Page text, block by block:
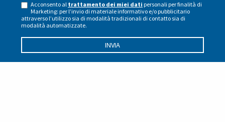
Acconsento al trattamento dei miei dati personali per finalità di
Marketing: per l’invio di materiale informativo e/o pubblicitario
attraverso l’utilizzo sia di modalità tradizionali di contatto sia di
modalità automatizzate.